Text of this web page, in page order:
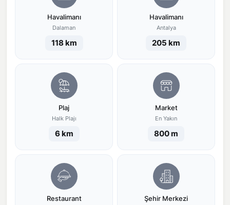
Havalimanı
Dalaman
118 km
Havalimanı
Antalya
205 km
Plaj
Halk Plajı
6 km
Market
En Yakın
800 m
Restaurant Şehir Merkezi